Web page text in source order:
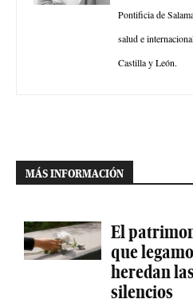
Pontificia de
salud e
Castilla y León.
MÁS INFORMACIÓN
El
que
heredan
silencios